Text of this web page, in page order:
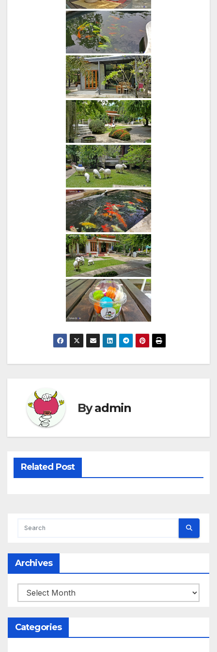
Byadmin
Related Post
Archives
Archives
Categories